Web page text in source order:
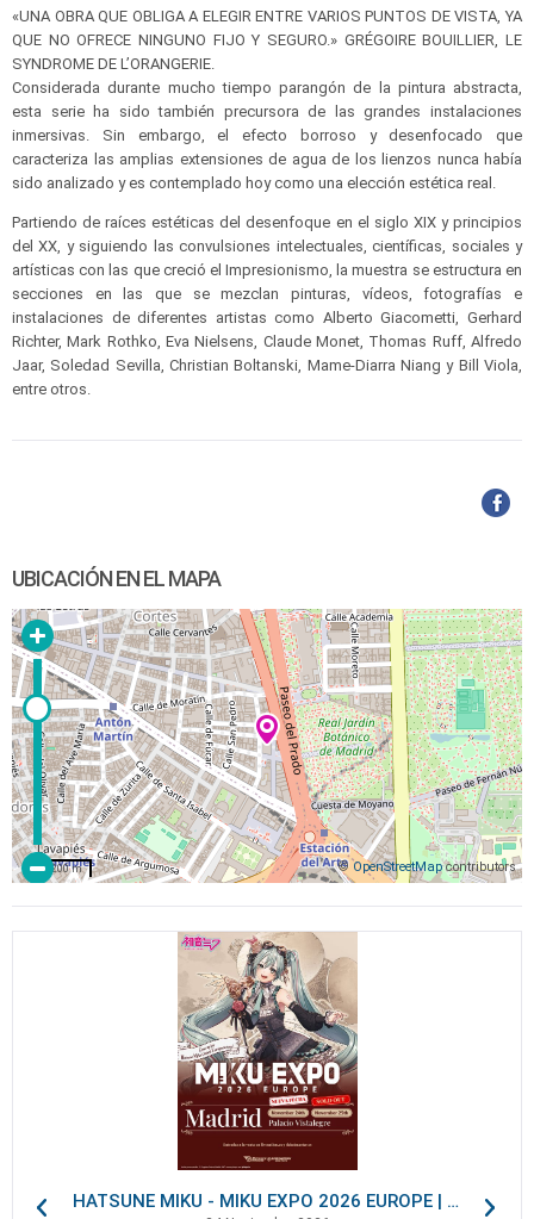
«UNA OBRA QUE OBLIGA A ELEGIR ENTRE VARIOS PUNTOS DE VISTA, YA
QUE NO OFRECE NINGUNO FIJO Y SEGURO.» GRÉGOIRE BOUILLIER, LE
SYNDROME DE L’ORANGERIE.
Considerada durante mucho tiempo parangón de la pintura abstracta,
esta serie ha sido también precursora de las grandes instalaciones
inmersivas. Sin embargo, el efecto borroso y desenfocado que
caracteriza las amplias extensiones de agua de los lienzos nunca había
sido analizado y es contemplado hoy como una elección estética real.
Partiendo de raíces estéticas del desenfoque en el siglo XIX y principios
del XX, y siguiendo las convulsiones intelectuales, científicas, sociales y
artísticas con las que creció el Impresionismo, la muestra se estructura en
secciones en las que se mezclan pinturas, vídeos, fotografías e
instalaciones de diferentes artistas como Alberto Giacometti, Gerhard
Richter, Mark Rothko, Eva Nielsens, Claude Monet, Thomas Ruff, Alfredo
Jaar, Soledad Sevilla, Christian Boltanski, Mame-Diarra Niang y Bill Viola,
entre otros.
UBICACIÓN EN EL MAPA
© OpenStreetMapcontributors
200 m
HATSUNE MIKU - MIKU EXPO 2026 EUROPE | VIP Packages